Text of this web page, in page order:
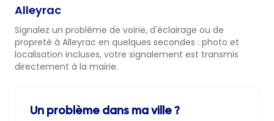
Alleyrac
Signalez un problème de voirie, d'éclairage ou de
propreté à Alleyrac en quelques secondes : photo et
localisation incluses, votre signalement est transmis
directement à la mairie.
Un problème dans ma ville ?